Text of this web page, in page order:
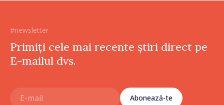
#newsletter
Primiți cele mai recente știri direct pe
E-mailul dvs.
Abonează-te